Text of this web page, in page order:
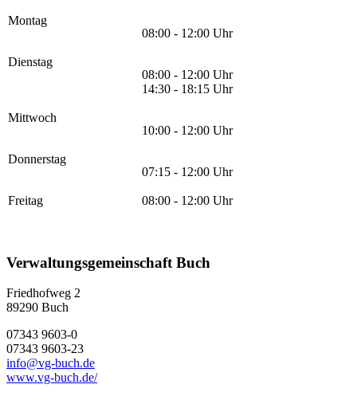
Montag
08:00 - 12:00 Uhr
Dienstag
08:00 - 12:00 Uhr
14:30 - 18:15 Uhr
Mittwoch
10:00 - 12:00 Uhr
Donnerstag
07:15 - 12:00 Uhr
Freitag 08:00 - 12:00 Uhr
Verwaltungsgemeinschaft Buch
Friedhofweg 2
89290 Buch
07343 9603-0
07343 9603-23
info@vg-buch.de
www.vg-buch.de/